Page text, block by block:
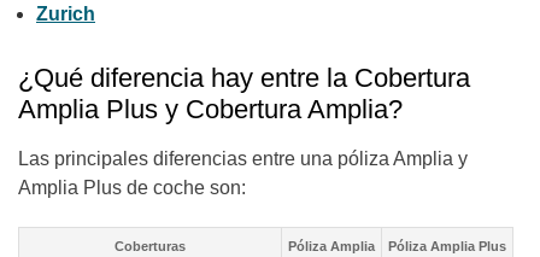
Zurich
¿Qué diferencia hay entre la Cobertura
Amplia Plus y Cobertura Amplia?
Las principales diferencias entre una póliza Amplia y
Amplia Plus de coche son:
Coberturas Póliza Amplia Póliza Amplia Plus